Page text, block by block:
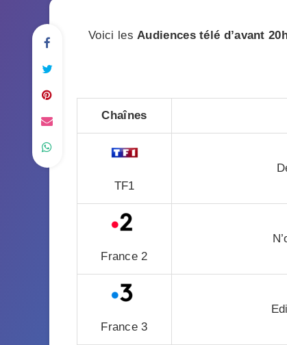
Voici lesAudiences télé d’avant
Chaînes
TF1
France 2
France 3